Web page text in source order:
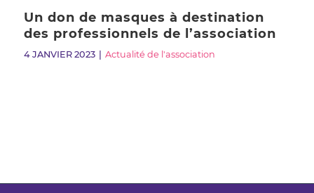
Un don de masques à destination
des professionnels de l’association
4 JANVIER 2023 Actualité de l'association